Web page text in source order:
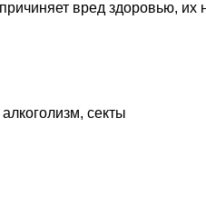
вред здоровью,
секты